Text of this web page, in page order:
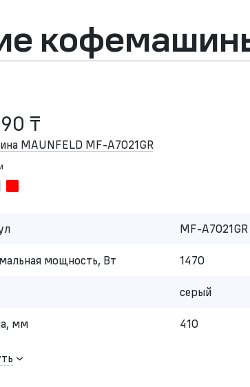
₸
MAUNFELD MF-A7021GR
MF-A7021GR
мощность, Вт 1470
серый
мм 410